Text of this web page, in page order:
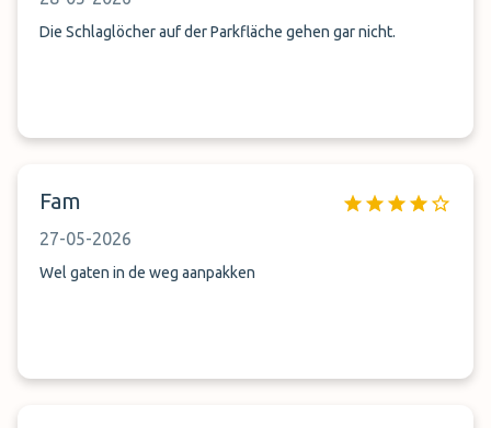
Die Schlaglöcher auf der Parkfläche gehen gar nicht.
Fam
27-05-2026
Wel gaten in de weg aanpakken